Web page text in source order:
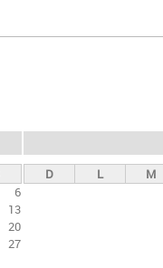
6
13
20
27
D L M